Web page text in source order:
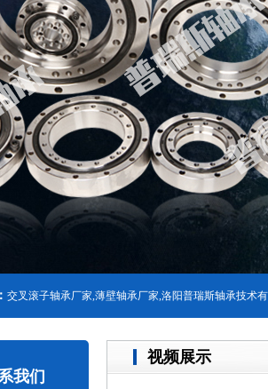
交叉滚子轴承厂家,薄壁轴承厂家,洛阳普瑞斯轴承技术
我们
视频展示